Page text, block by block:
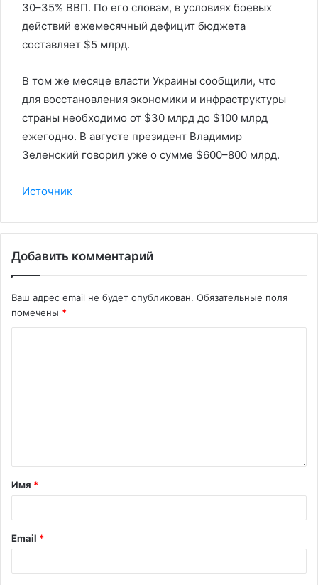
30–35% ВВП. По его словам, в условиях боевых
действий ежемесячный дефицит бюджета
составляет $5 млрд.
В том же месяце власти Украины сообщили, что
для восстановления экономики и инфраструктуры
страны необходимо от $30 млрд до $100 млрд
ежегодно. В августе президент Владимир
Зеленский говорил уже о сумме $600–800 млрд.
Источник
Добавить комментарий
Ваш адрес email не будет опубликован. Обязательные поля
помечены *
Имя *
Email *